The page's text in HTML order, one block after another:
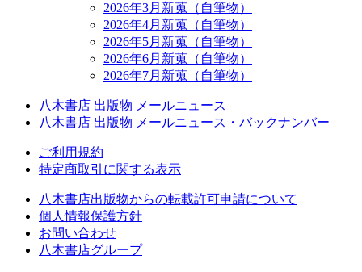
2026年3月新蒐（自筆物）
2026年4月新蒐（自筆物）
2026年5月新蒐（自筆物）
2026年6月新蒐（自筆物）
2026年7月新蒐（自筆物）
八木書店 出版物 メールニュース
八木書店 出版物 メールニュース・バックナンバー
ご利用規約
特定商取引に関する表示
八木書店出版物からの転載許可申請について
個人情報保護方針
お問い合わせ
八木書店グループ